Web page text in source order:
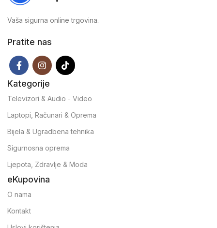
Vaša sigurna online trgovina.
Pratite nas
Kategorije
Televizori & Audio - Video
Laptopi, Računari & Oprema
Bijela & Ugradbena tehnika
Sigurnosna oprema
Ljepota, Zdravlje & Moda
eKupovina
O nama
Kontakt